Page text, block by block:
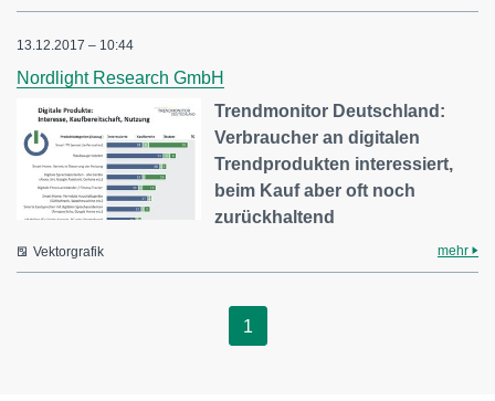
13.12.2017 – 10:44
Nordlight Research GmbH
Trendmonitor Deutschland:
Verbraucher an digitalen
Trendprodukten interessiert,
beim Kauf aber oft noch
zurückhaltend
Vektorgrafik mehr
1